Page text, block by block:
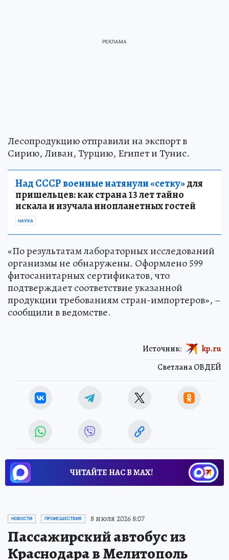
Лесопродукцию отправили на экспорт в
Сирию, Ливан, Турцию, Египет и Тунис.
Над СССР военные натянули «сетку»для
пришельцев: как страна 13 лет тайно
искала и изучала инопланетных гостей
НАУКА
«По результатам лабораторных исследований
организмы не обнаружены. Оформлено 599
фитосанитарных сертификатов, что
подтверждает соответствие указанной
продукции требованиям стран-импортеров», –
сообщили в ведомстве.
Светлана ОВДЕЙ
Источник: kp.ru
ЧИТАЙТЕ НАС В МАХ!
НОВОСТИ ПРОИСШЕСТВИЯ 8 июля 2026 8:07
Пассажирский автобус из
Краснодара в Мелитополь